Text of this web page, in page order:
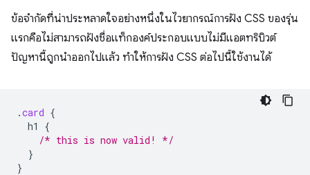
ข้อจำกัดที่น่าประหลาดใจอย่างหนึ่งในไวยากรณ์การฝัง CSS ของรุ่น
แรกคือไม่สามารถฝังชื่อแท็กองค์ประกอบแบบไม่มีแอตทริบิวต์
ปัญหานี้ถูกนำออกไปแล้ว ทำให้การฝัง CSS ต่อไปนี้ใช้งานได้
.card {
h1
{
/* this is now valid! */
}
}